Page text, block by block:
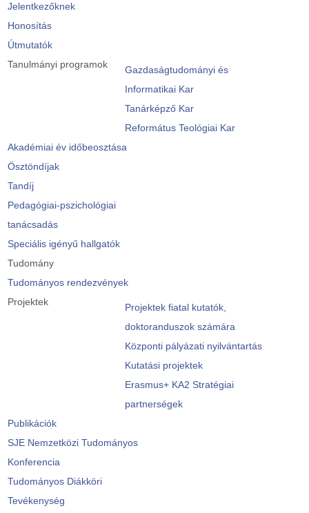
Jelentkezőknek
Honosítás
Útmutatók
Tanulmányi programok
Gazdaságtudományi és
Informatikai Kar
Tanárképző Kar
Református Teológiai Kar
Akadémiai év időbeosztása
Ösztöndíjak
Tandíj
Pedagógiai-pszichológiai
tanácsadás
Speciális igényű hallgatók
Tudomány
Tudományos rendezvények
Projektek
Projektek fiatal kutatók,
doktoranduszok számára
Központi pályázati nyilvántartás
Kutatási projektek
Erasmus+ KA2 Stratégiai
partnerségek
Publikációk
SJE Nemzetközi Tudományos
Konferencia
Tudományos Diákköri
Tevékenység